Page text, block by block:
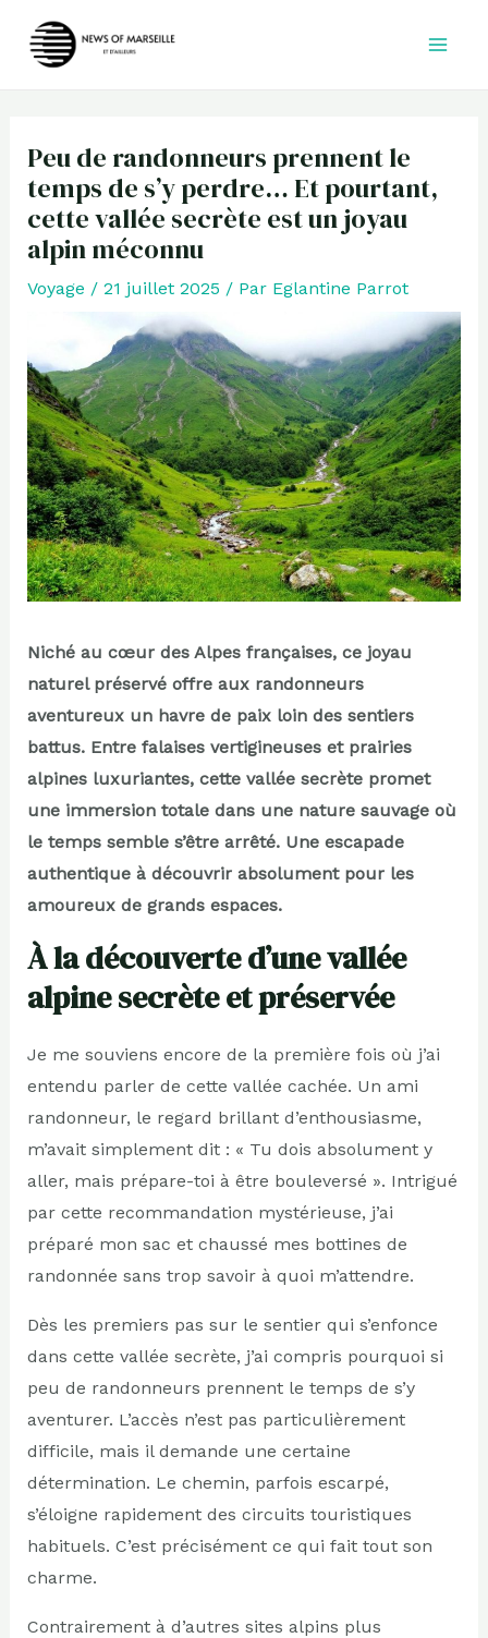
Peu de randonneurs prennent le
temps de s’y perdre… Et pourtant,
cette vallée secrète est un joyau
alpin méconnu
Voyage / 21 juillet 2025 / Par Eglantine Parrot
Niché au cœur des Alpes françaises, ce joyau
naturel préservé offre aux randonneurs
aventureux un havre de paix loin des sentiers
battus. Entre falaises vertigineuses et prairies
alpines luxuriantes, cette vallée secrète promet
une immersion totale dans une nature sauvage où
le temps semble s’être arrêté. Une escapade
authentique à découvrir absolument pour les
amoureux de grands espaces.
À la découverte d’une vallée
alpine secrète et préservée
Je me souviens encore de la première fois où j’ai
entendu parler de cette vallée cachée. Un ami
randonneur, le regard brillant d’enthousiasme,
m’avait simplement dit : « Tu dois absolument y
aller, mais prépare-toi à être bouleversé ». Intrigué
par cette recommandation mystérieuse, j’ai
préparé mon sac et chaussé mes bottines de
randonnée sans trop savoir à quoi m’attendre.
Dès les premiers pas sur le sentier qui s’enfonce
dans cette vallée secrète, j’ai compris pourquoi si
peu de randonneurs prennent le temps de s’y
aventurer. L’accès n’est pas particulièrement
difficile, mais il demande une certaine
détermination. Le chemin, parfois escarpé,
s’éloigne rapidement des circuits touristiques
habituels. C’est précisément ce qui fait tout son
charme.
Contrairement à d’autres sites alpins plus